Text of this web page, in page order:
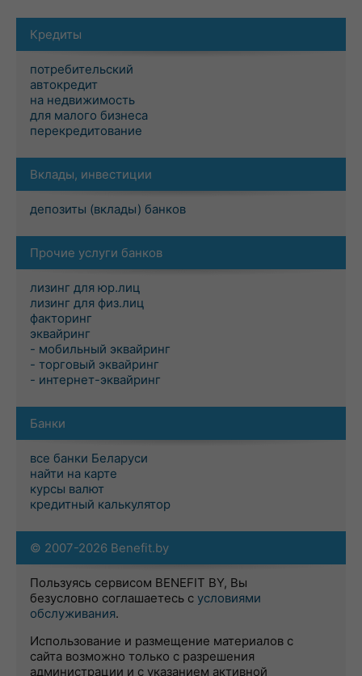
Кредиты
потребительский
автокредит
на недвижимость
для малого бизнеса
перекредитование
Вклады, инвестиции
депозиты (вклады) банков
Прочие услуги банков
лизинг для юр.лиц
лизинг для физ.лиц
факторинг
эквайринг
- мобильный эквайринг
- торговый эквайринг
- интернет-эквайринг
Банки
все банки Беларуси
найти на карте
курсы валют
кредитный калькулятор
© 2007-2026 Benefit.by
Пользуясь сервисом BENEFIT BY, Вы
безусловно соглашаетесь с условиями
обслуживания.
Использование и размещение материалов с
сайта возможно только с разрешения
администрации и с указанием активной